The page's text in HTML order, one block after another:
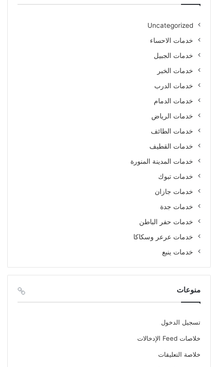
Uncategorized
خدمات الاحساء
خدمات الجبيل
خدمات الخبر
خدمات الدرب
خدمات الدمام
خدمات الرياض
خدمات الطائف
خدمات القطيف
خدمات المدينة المنورة
خدمات تبوك
خدمات جازان
خدمات جدة
خدمات حفر الباطن
خدمات عرعر وسكاكا
خدمات ينبع
منوعات
تسجيل الدخول
خلاصات Feed الإدخالات
خلاصة التعليقات